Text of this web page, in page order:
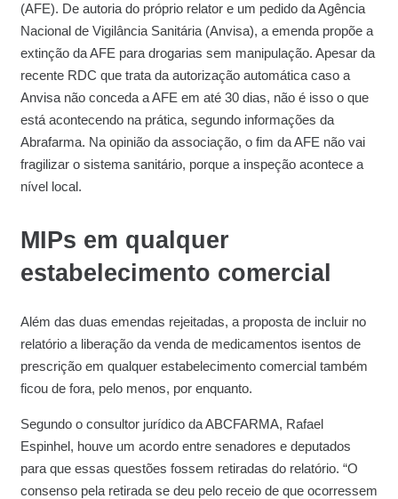
(AFE). De autoria do próprio relator e um pedido da Agência
Nacional de Vigilância Sanitária (Anvisa), a emenda propõe a
extinção da AFE para drogarias sem manipulação. Apesar da
recente RDC que trata da autorização automática caso a
Anvisa não conceda a AFE em até 30 dias, não é isso o que
está acontecendo na prática, segundo informações da
Abrafarma. Na opinião da associação, o fim da AFE não vai
fragilizar o sistema sanitário, porque a inspeção acontece a
nível local.
MIPs em qualquer
estabelecimento comercial
Além das duas emendas rejeitadas, a proposta de incluir no
relatório a liberação da venda de medicamentos isentos de
prescrição em qualquer estabelecimento comercial também
ficou de fora, pelo menos, por enquanto.
Segundo o consultor jurídico da ABCFARMA, Rafael
Espinhel, houve um acordo entre senadores e deputados
para que essas questões fossem retiradas do relatório. “O
consenso pela retirada se deu pelo receio de que ocorressem